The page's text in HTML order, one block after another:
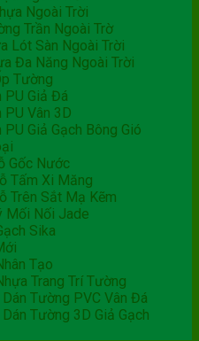
Ngoài Trời
Trần Ngoài Trờ
Lót Sàn Ngoài Trời
Đa Năng Ngoài Trời
Tường
PU Giả Đá
PU Vân 3D
PU Giả Gạch Bông Gió
Gốc Nước
Tấm Xi Măng
Trên Sắt Mạ Kẽm
Mối Nối Jade
Sika
Tạo
Trang Trí Tường
Dán Tường PVC Vân Đá
Tường 3D Giả Gạch